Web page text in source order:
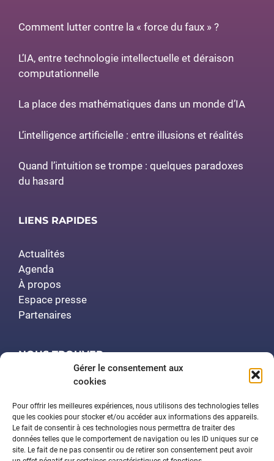
Gérer le consentement aux
cookies
Pour offrir les meilleures expériences, nous utilisons des technologies telles
que les cookies pour stocker et/ou accéder aux informations des appareils.
Le fait de consentir à ces technologies nous permettra de traiter des
données telles que le comportement de navigation ou les ID uniques sur ce
site. Le fait de ne pas consentir ou de retirer son consentement peut avoir
Comment lutter contre la « force du faux » ?
L’IA, entre technologie intellectuelle et déraison
computationnelle
La place des mathématiques dans un monde d’IA
L’intelligence artificielle : entre illusions et réalités
Quand l’intuition se trompe : quelques paradoxes
du hasard
LIENS RAPIDES
Actualités
Agenda
À propos
Espace presse
Partenaires
NOUS TROUVER
Polytech Nancy
Amphithéâtre Demange
2 rue Jean Lamour
54519 Vandœuvre-lès-Nancy